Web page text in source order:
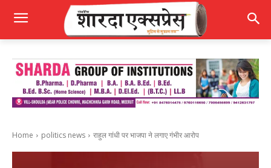
Home politics news राहुल गांधी पर भाजपा ने लगाए गंभीर आरोप